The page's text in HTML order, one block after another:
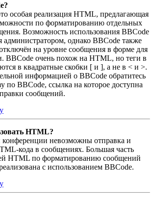
особая реализация HTML, предлагающая
по форматированию отдельных
Возможность использования BBCode
администратором, однако BBCode также
на уровне сообщения в форме для
BBCode очень похож на HTML, но теги в
в квадратные скобки [ и ], а не в < и >.
информацией о BBCode обратитесь
по BBCode, ссылка на которое доступна
сообщений.
HTML?
конференции невозможны отправка и
кода в сообщениях. Большая часть
HTML по форматированию сообщений
с использованием BBCode.